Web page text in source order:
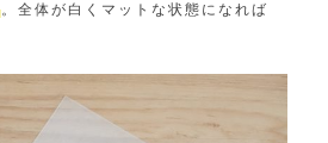
。全体が白くマットな状態になれば